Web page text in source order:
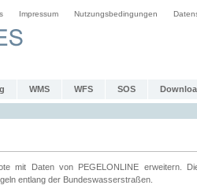
Impressum Nutzungsbedingungen
WMS WFS SOS
mit Daten von PEGELONLINE erweitern.
entlang der Bundeswasserstraßen.